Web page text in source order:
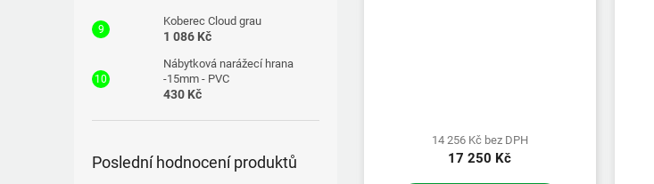
Koberec Cloud grau
1 086 Kč
Nábytková narážecí hrana
-15mm - PVC
430 Kč
Poslední hodnocení produktů
14 256 Kč bez DPH
17 250 Kč